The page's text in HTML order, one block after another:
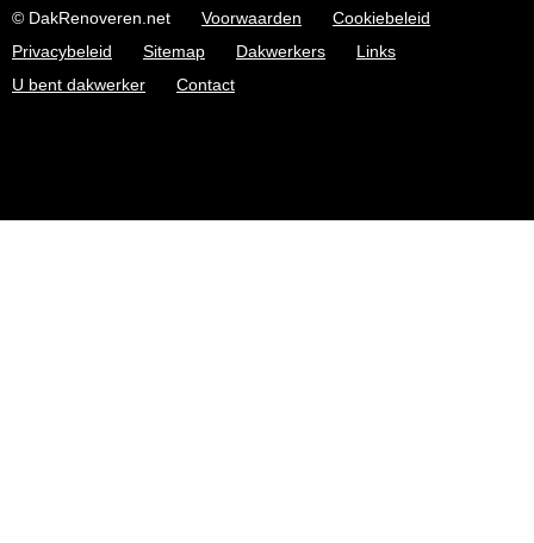
© DakRenoveren.net Voorwaarden
Cookiebeleid
Privacybeleid
Sitemap Dakwerkers
Links
U bent dakwerker
Contact